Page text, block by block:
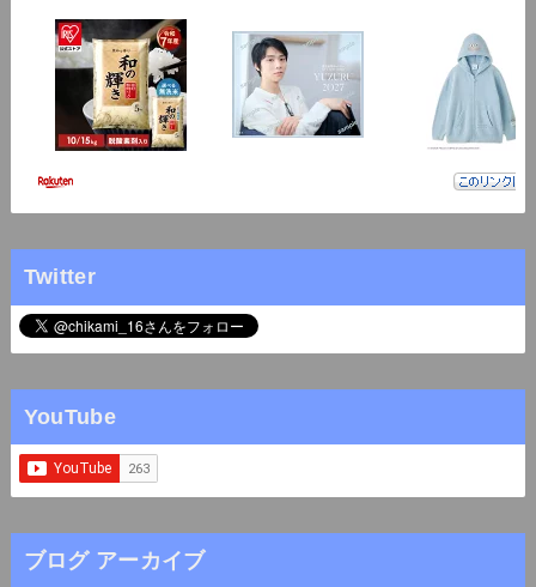
Twitter
YouTube
ブログ アーカイブ